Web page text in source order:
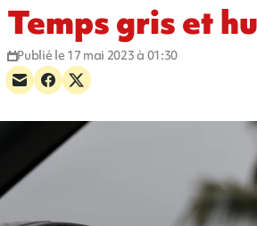
Temps gris et
Publié le 17 mai 2023 à 01:30